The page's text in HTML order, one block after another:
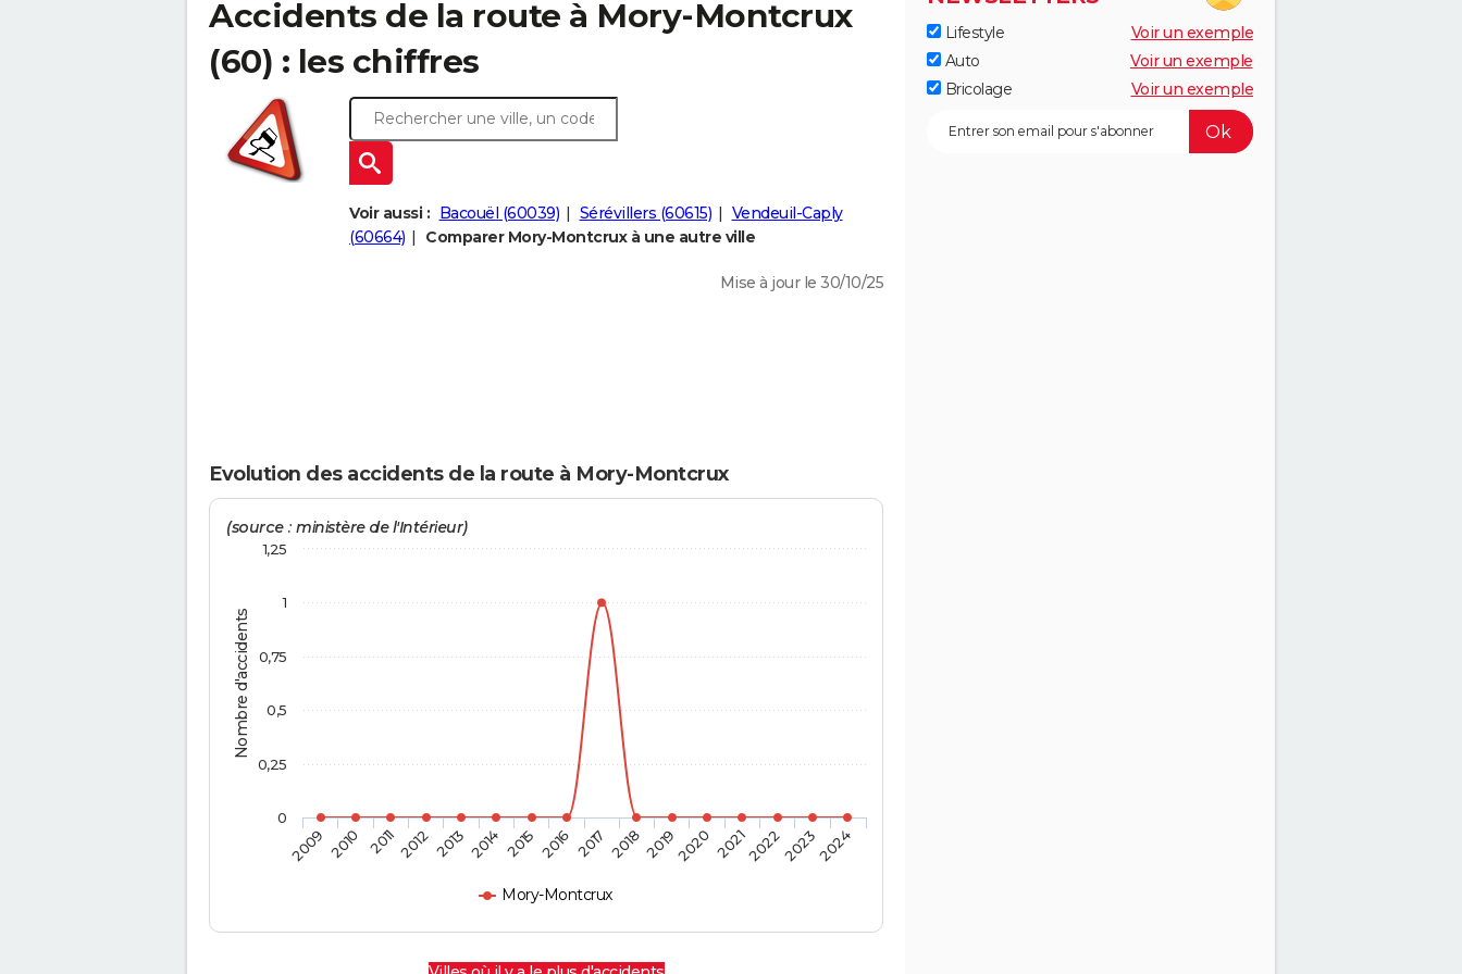
Accidents de la route à Mory-Montcrux
(60) : les chiffres
Voir aussi : Bacouël (60039) Sérévillers (60615)
Vendeuil-Caply
(60664)
Comparer Mory-Montcrux à une autre ville
Mise à jour le 30/10/25
Evolution des accidents de la route à Mory-Montcrux
Nombre d'accidents
(source : ministère de l'Intérieur)
Mory-Montcrux
2009 2010 20112012 2013 2014 2015 2016 2017 201820192020 2021202220232024
0
0,25
0,5
0,75
1
1,25
Lifestyle
Voir un exemple
Auto
Voir un exemple
Bricolage
Voir un exemple